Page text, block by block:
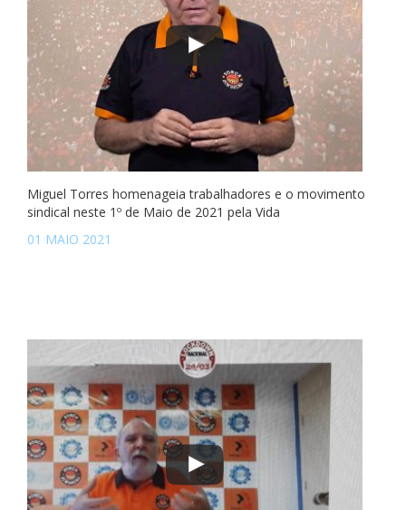
Miguel Torres homenageia trabalhadores e o movimento
sindical neste 1º de Maio de 2021 pela Vida
01 MAIO 2021